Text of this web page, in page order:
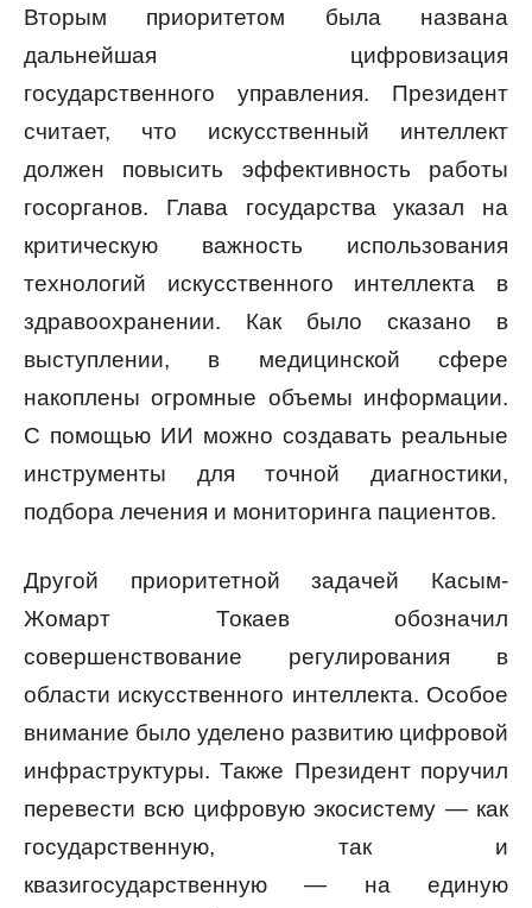
Вторым приоритетом была названа
дальнейшая цифровизация
государственного управления. Президент
считает, что искусственный интеллект
должен повысить эффективность работы
госорганов. Глава государства указал на
критическую важность использования
технологий искусственного интеллекта в
здравоохранении. Как было сказано в
выступлении, в медицинской сфере
накоплены огромные объемы информации.
С помощью ИИ можно создавать реальные
инструменты для точной диагностики,
подбора лечения и мониторинга пациентов.
Другой приоритетной задачей Касым-
Жомарт Токаев обозначил
совершенствование регулирования в
области искусственного интеллекта. Особое
внимание было уделено развитию цифровой
инфраструктуры. Также Президент поручил
перевести всю цифровую экосистему — как
государственную, так и
квазигосударственную — на единую